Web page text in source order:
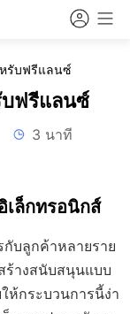
รับฟรีแลนซ์
บฟรีแลนซ์
3 นาที
เล็กทรอนิกส์
บลูกค้าหลายราย
ร้างสนับสนุนแบบ
ห้กระบวนการนี้ง่า